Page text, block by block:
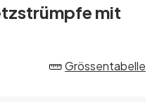
mit
Grössentabelle